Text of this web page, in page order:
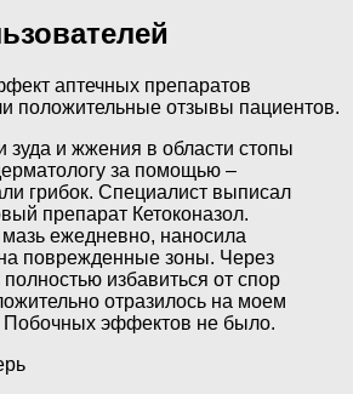
аптечных препаратов
положительные отзывы пациентов.
зуда и жжения в области стопы
за помощью –
грибок. Специалист выписал
препарат Кетоконазол.
ежедневно, наносила
поврежденные зоны. Через
избавиться от спор
отразилось на моем
Побочных эффектов не было.